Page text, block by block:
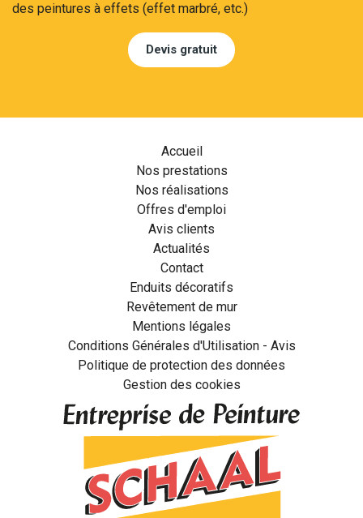
des peintures à effets (effet marbré, etc.)
Devis gratuit
Accueil
Nos prestations
Nos réalisations
Offres d'emploi
Avis clients
Actualités
Contact
Enduits décoratifs
Revêtement de mur
Mentions légales
Conditions Générales d'Utilisation - Avis
Politique de protection des données
Gestion des cookies